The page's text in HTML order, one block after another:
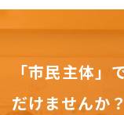
「市民主体」
だけませんか？